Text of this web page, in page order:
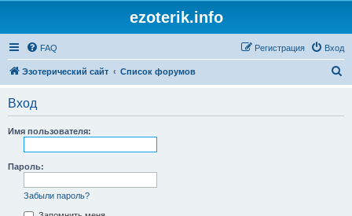
ezoterik.info
FAQ Вход
Регистрация
Эзотерический сайт Список форумов
Вход
Имя пользователя:
Пароль:
Забыли пароль?